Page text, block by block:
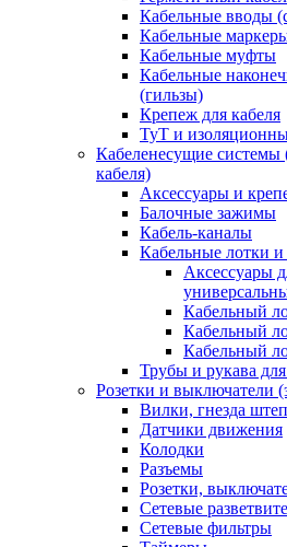
Кабельные вводы
Кабельные
Кабельные муфты
Кабельные
(гильзы)
Крепеж для кабеля
ТуТ и
Кабеленесущие
кабеля)
Аксессуары и
Балочные зажимы
Кабель-каналы
Кабельные лотки и
Аксессуары
Кабельный
Кабельный
Кабельный
Трубы и рукава
Розетки и выключатели
Вилки, гнезда
Датчики движения
Колодки
Разъемы
Розетки,
Сетевые
Сетевые фильтры